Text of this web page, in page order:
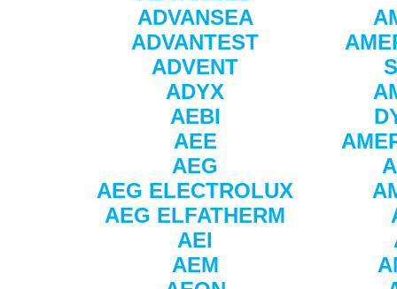
ADVANSEA
ADVANTEST
ADVENT
ADYX
AEBI
AEE
AEG
AEG ELECTROLUX
AEG ELFATHERM
AEI
AEM